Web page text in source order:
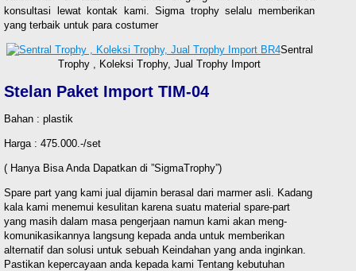
konsultasi lewat kontak kami. Sigma trophy selalu memberikan
yang terbaik untuk para costumer
Sentral
Trophy , Koleksi Trophy, Jual Trophy Import
Stelan Paket Import TIM-04
Bahan : plastik
Harga : 475.000.-/set
( Hanya Bisa Anda Dapatkan di ”SigmaTrophy”)
Spare part yang kami jual dijamin berasal dari marmer asli. Kadang
kala kami menemui kesulitan karena suatu material spare-part
yang masih dalam masa pengerjaan namun kami akan meng-
komunikasikannya langsung kepada anda untuk memberikan
alternatif dan solusi untuk sebuah Keindahan yang anda inginkan.
Pastikan kepercayaan anda kepada kami Tentang kebutuhan